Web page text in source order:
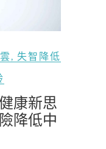
失智降低
康新思
降低中